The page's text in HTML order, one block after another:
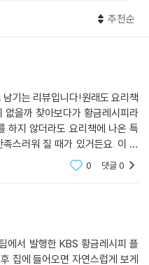
추천순
기는 리뷰입니다!원래도 요리책
없을까 찾아보다가 황금레시피라
하지 않더라도 요리책에 나온 특
스러워 질 때가 있거든요. 이 책
레시피 팀에서 정리한 레시피들
0 댓글0
에서 발행한 KBS 황금레시피 플
집에 들어오면 자연스럽게 보게